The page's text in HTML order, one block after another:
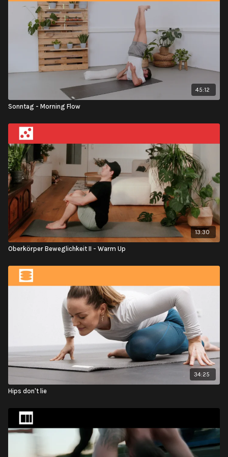
45:12
Sonntag - Morning Flow
13:30
Oberkörper Beweglichkeit II - Warm Up
34:25
Hips don't lie